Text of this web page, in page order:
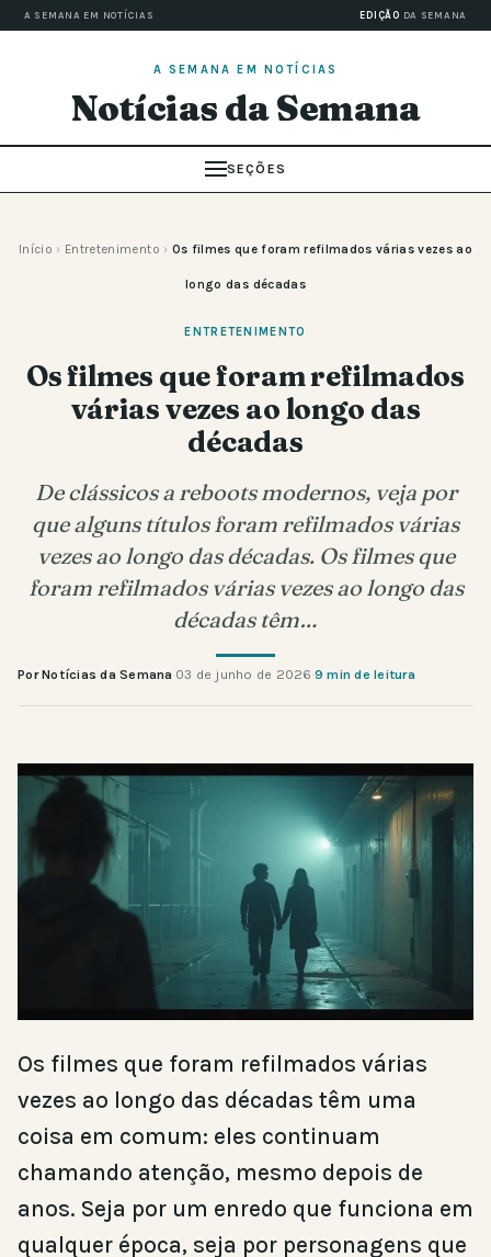
A SEMANA EM NOTÍCIAS EDIÇÃO DA SEMANA
A SEMANA EM NOTÍCIAS
Notícias da Semana
SEÇÕES
Início › Entretenimento › Os filmes que foram refilmados várias vezes ao
longo das décadas
ENTRETENIMENTO
Os filmes que foram refilmados
várias vezes ao longo das
décadas
De clássicos a reboots modernos, veja por
que alguns títulos foram refilmados várias
vezes ao longo das décadas. Os filmes que
foram refilmados várias vezes ao longo das
décadas têm…
Por Notícias da Semana·03 de junho de 2026·9 min de leitura
Os filmes que foram refilmados várias
vezes ao longo das décadas têm uma
coisa em comum: eles continuam
chamando atenção, mesmo depois de
anos. Seja por um enredo que funciona em
qualquer época, seja por personagens que